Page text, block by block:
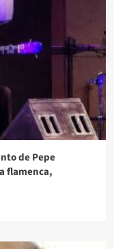
de Pepe
flamenca,